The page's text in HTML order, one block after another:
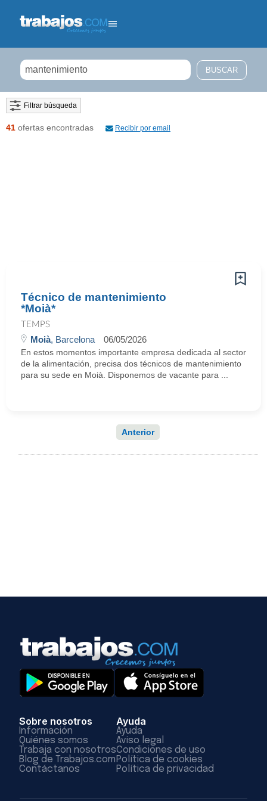
Filtrar búsqueda
41 ofertas encontradas Recibir por email
Técnico de mantenimiento
*Moià*
TEMPS
Moià, Barcelona 06/05/2026
En estos momentos importante empresa dedicada al sector
de la alimentación, precisa dos técnicos de mantenimiento
para su sede en Moià. Disponemos de vacante para ...
Anterior
Sobre nosotros
Información
Quiénes somos
Trabaja con nosotros
Blog de Trabajos.com
Contáctanos
Ayuda
Ayuda
Aviso legal
Condiciones de uso
Política de cookies
Política de privacidad